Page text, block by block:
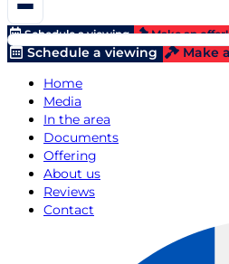
Schedule a viewing Make an
Schedule a viewing Make
Home
Media
In the area
Documents
Offering
About us
Reviews
Contact